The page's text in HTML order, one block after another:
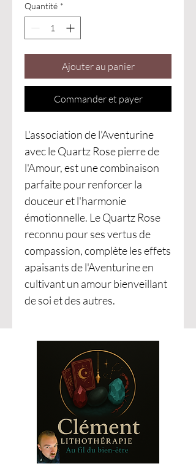
Quantité *
Ajouter au panier
Commander et payer
L'association de l'Aventurine
avec le Quartz Rose pierre de
l'Amour, est une combinaison
parfaite pour renforcer la
douceur et l'harmonie
émotionnelle. Le Quartz Rose
reconnu pour ses vertus de
compassion, complète les effets
apaisants de l'Aventurine en
cultivant un amour bienveillant
de soi et des autres.